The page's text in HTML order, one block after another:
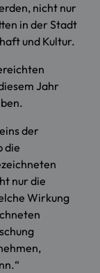
nicht nur
in der Stadt
und Kultur.
Jahr
der
die
nur die
Wirkung